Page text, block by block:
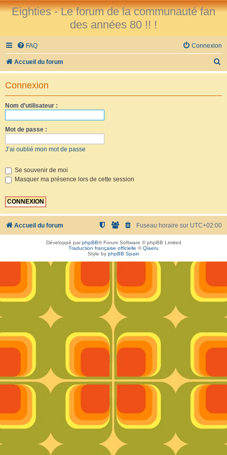
Eighties - Le forum de la communauté fan
des années 80 !! !
FAQ Connexion
Accueil du forum
e
Connexion
Nom d’utilisateur :
Mot de passe :
J’ai oublié mon mot de passe
Se souvenir de moi
Masquer ma présence lors de cette session
Accueil du forum Fuseau horaire sur UTC+02:00
Développé parphpBB® Forum Software © phpBB Limited
Traduction française officielle ©Qiaeru
Style by phpBB Spain